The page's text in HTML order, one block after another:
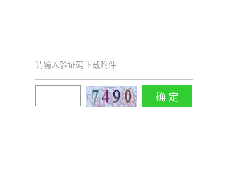
请输入验证码下载附件